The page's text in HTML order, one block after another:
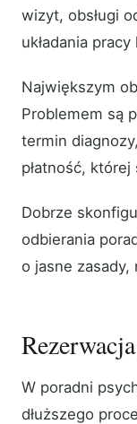
wizyt, obsługi
układania
Największym
Problemem są
termin
płatność,
Dobrze
odbierania
o jasne
W poradni
dłuższego